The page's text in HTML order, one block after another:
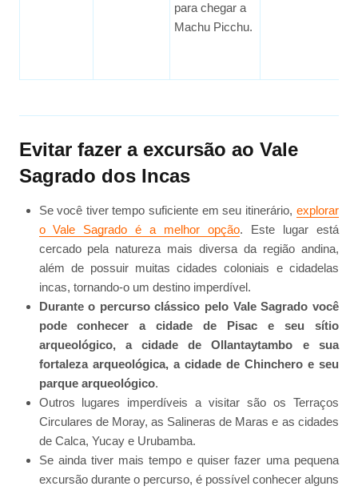
para chegar a
Machu Picchu.
Evitar fazer a excursão ao Vale
Sagrado dos Incas
Se você tiver tempo suficiente em seu itinerário, explorar
o Vale Sagrado é a melhor opção. Este lugar está
cercado pela natureza mais diversa da região andina,
além de possuir muitas cidades coloniais e cidadelas
incas, tornando-o um destino imperdível.
Durante o percurso clássico pelo Vale Sagrado você
pode conhecer a cidade de Pisac e seu sítio
arqueológico, a cidade de Ollantaytambo e sua
fortaleza arqueológica, a cidade de Chinchero e seu
parque arqueológico.
Outros lugares imperdíveis a visitar são os Terraços
Circulares de Moray, as Salineras de Maras e as cidades
de Calca, Yucay e Urubamba.
Se ainda tiver mais tempo e quiser fazer uma pequena
excursão durante o percurso, é possível conhecer alguns